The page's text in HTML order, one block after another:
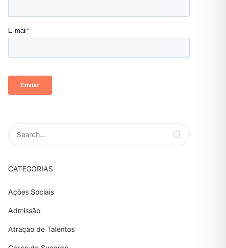
CATEGORIAS
Ações Sociais
Admissão
Atração de Talentos